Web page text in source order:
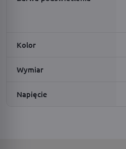
Kolor
Wymiar
Napięcie